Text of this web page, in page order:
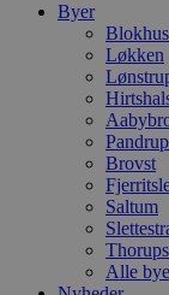
Byer
Blokhus
Løkken
Pandrup
Brovst
Saltum
Alle